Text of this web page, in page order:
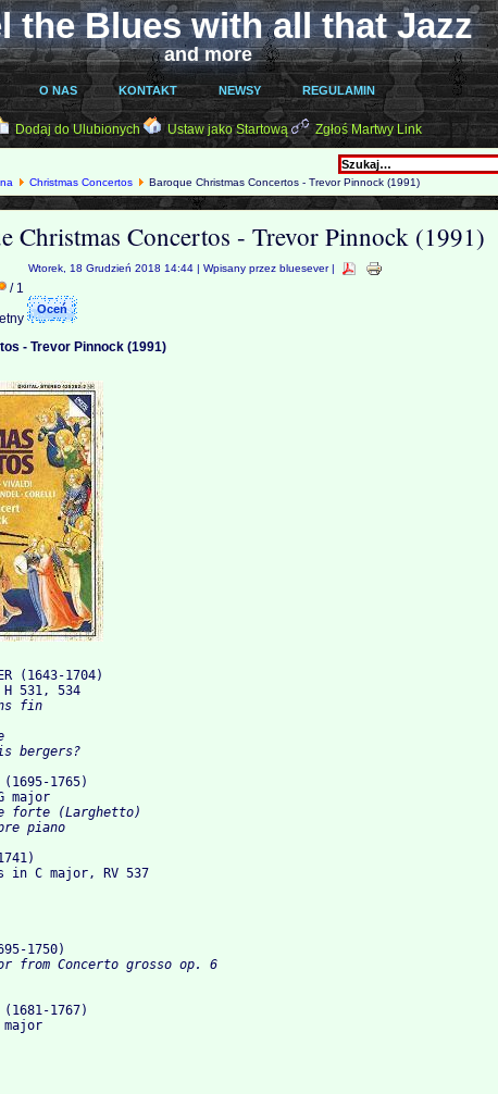
the Blues with all that Jazz
and more
O NAS KONTAKT NEWSY REGULAMIN
Dodaj do Ulubionych Ustaw jako Startową Zgłoś Martwy Link
Christmas Concertos Baroque Christmas Concertos - Trevor Pinnock (1991)
Christmas Concertos - Trevor Pinnock (1991)
Wtorek, 18 Grudzień 2018 14:44 | Wpisany przez bluesever |
/ 1
- Trevor Pinnock (1991)
(1643-1704)
531, 534
fin
(1695-1765)
major
forte (Larghetto)
in C major, RV 537
1750)
from Concerto grosso op. 6
(1681-1767)